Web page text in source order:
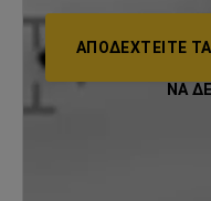
ΑΠΟΔΕΧΤΕΊΤΕ ΤΑ
ΝΑ